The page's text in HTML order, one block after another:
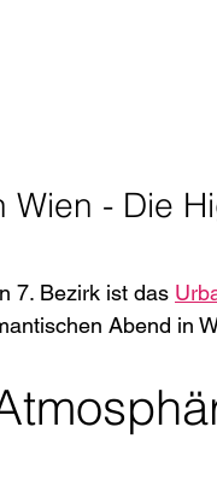
Wien - Die
7. Bezirk ist das
Abend in